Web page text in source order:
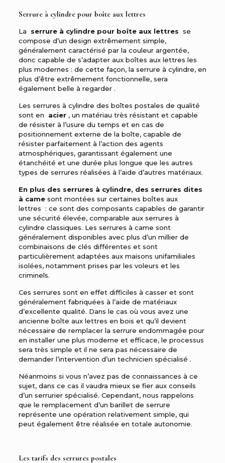
Serrure à cylindre pour boîte aux lettres
La serrure à cylindre pour boîte aux lettres se
compose d’un design extrêmement simple,
généralement caractérisé par la couleur argentée,
donc capable de s’adapter aux boîtes aux lettres les
plus modernes : de cette façon, la serrure à cylindre, en
plus d’être extrêmement fonctionnelle, sera
également belle à regarder .
Les serrures à cylindre des boîtes postales de qualité
sont en acier, un matériau très résistant et capable
de résister à l’usure du temps et en cas de
positionnement externe de la boîte, capable de
résister parfaitement à l’action des agents
atmosphériques, garantissant également une
étanchéité et une durée plus longue que les autres
types de serrures réalisées à l’aide d’autres matériaux.
En plus des serrures à cylindre, des serrures dites
à camesont montées sur certaines boîtes aux
lettres : ce sont des composants capables de garantir
une sécurité élevée, comparable aux serrures à
cylindre classiques. Les serrures à came sont
généralement disponibles avec plus d’un millier de
combinaisons de clés différentes et sont
particulièrement adaptées aux maisons unifamiliales
isolées, notamment prises par les voleurs et les
criminels.
Ces serrures sont en effet difficiles à casser et sont
généralement fabriquées à l’aide de matériaux
d’excellente qualité. Dans le cas où vous avez une
ancienne boîte aux lettres en bois et qu’il devient
nécessaire de remplacer la serrure endommagée pour
en installer une plus moderne et efficace, le processus
sera très simple et il ne sera pas nécessaire de
demander l’intervention d’un technicien spécialisé .
Néanmoins si vous n’avez pas de connaissances à ce
sujet, dans ce cas il vaudra mieux se fier aux conseils
d’un serrurier spécialisé. Cependant, nous rappelons
que le remplacement d’un barillet de serrure
représente une opération relativement simple, qui
peut également être réalisée en totale autonomie.
Les tarifs des serrures postales